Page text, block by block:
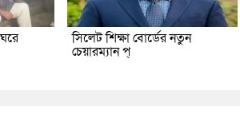
সিলেট শিক্ষা বোর্ডের নতুন
চেয়ারম্যান প্